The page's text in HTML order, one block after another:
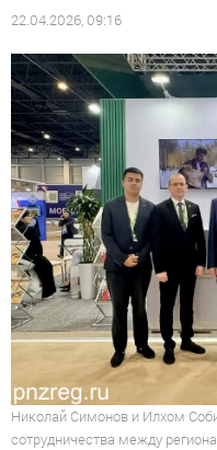
22.04.2026, 09:16
Николай Симонов и Илхом
сотрудничества между